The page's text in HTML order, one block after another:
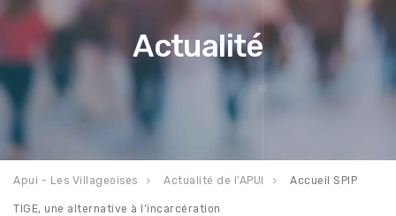
Actualité
Apui - Les Villageoises Actualité de l'APUI Accueil SPIP
TIGE, une alternative à l’incarcération